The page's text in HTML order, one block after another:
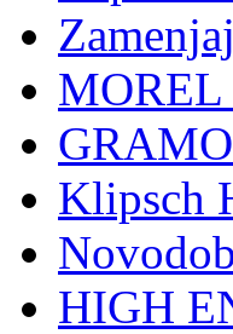
MOREL
Klipsch
HIGH